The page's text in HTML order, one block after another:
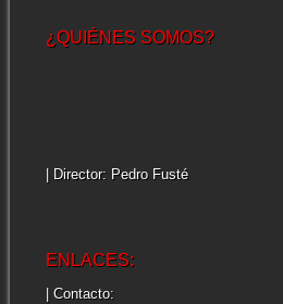
¿QUIÉNES SOMOS?
| Director: Pedro Fusté
ENLACES:
| Contacto: